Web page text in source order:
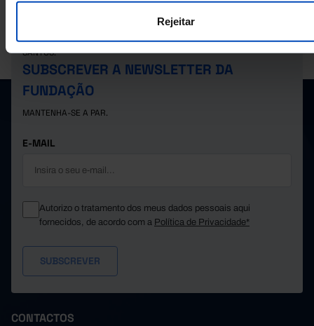
Rejeitar
A PORDATA É UM PROJETO DA FUNDAÇÃO FRANCISCO MANUEL DOS
SANTOS.
SUBSCREVER A NEWSLETTER DA
FUNDAÇÃO
MANTENHA-SE A PAR.
E-MAIL
Autorizo o tratamento dos meus dados pessoais aqui
fornecidos, de acordo com a Política de Privacidade*
CONTACTOS